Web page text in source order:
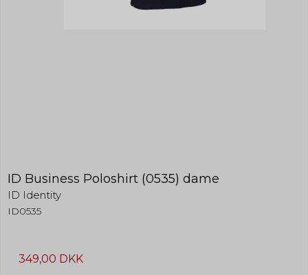
ID Business Poloshirt (0535) dame
ID Identity
ID0535
349,00 DKK